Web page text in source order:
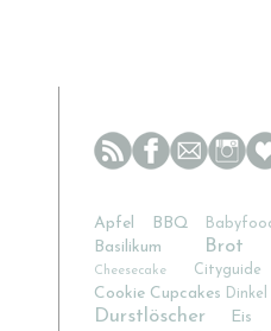
Apfel BBQ
Basilikum Brot
Cheesecake Cityguide
Cookie Cupcakes Dinkel
Durstlöscher Eis